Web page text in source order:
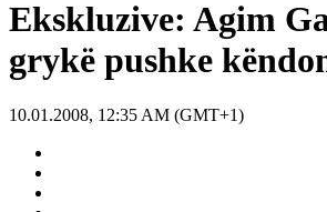
Ekskluzive: Agim
grykë pushke
10.01.2008, 12:35 AM (GMT+1)